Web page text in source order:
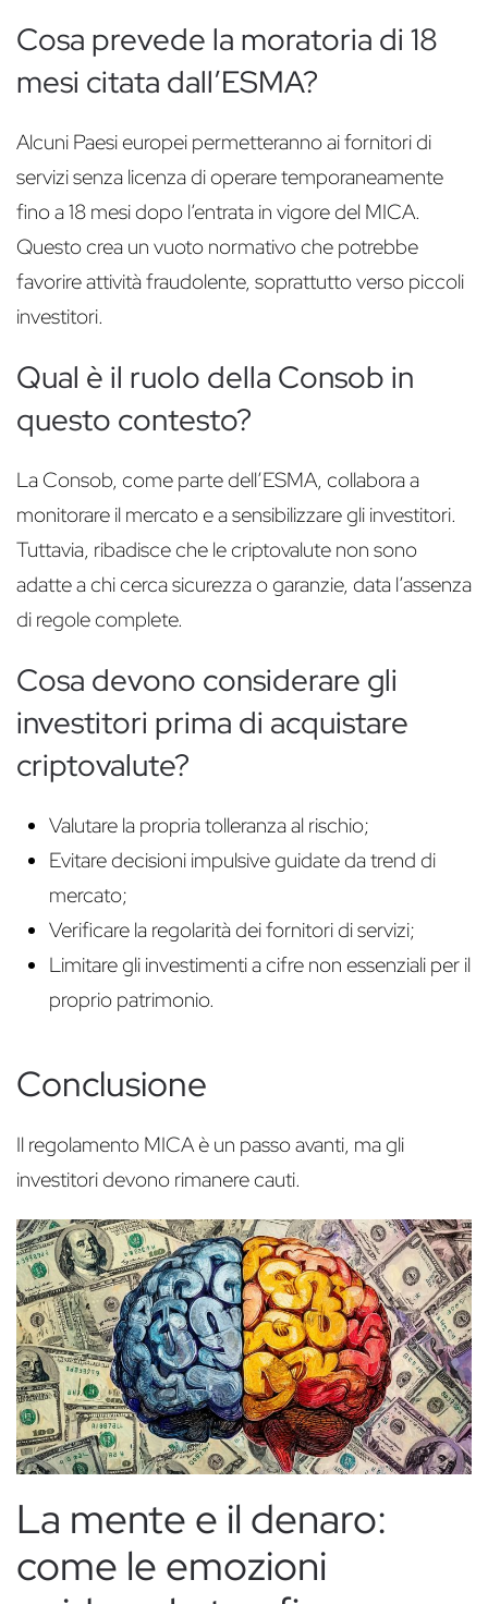
Cosa prevede la moratoria di 18
mesi citata dall’ESMA?
Alcuni Paesi europei permetteranno ai fornitori di
servizi senza licenza di operare temporaneamente
fino a 18 mesi dopo l’entrata in vigore del MICA.
Questo crea un vuoto normativo che potrebbe
favorire attività fraudolente, soprattutto verso piccoli
investitori.
Qual è il ruolo della Consob in
questo contesto?
La Consob, come parte dell’ESMA, collabora a
monitorare il mercato e a sensibilizzare gli investitori.
Tuttavia, ribadisce che le criptovalute non sono
adatte a chi cerca sicurezza o garanzie, data l’assenza
di regole complete.
Cosa devono considerare gli
investitori prima di acquistare
criptovalute?
Valutare la propria tolleranza al rischio;
Evitare decisioni impulsive guidate da trend di
mercato;
Verificare la regolarità dei fornitori di servizi;
Limitare gli investimenti a cifre non essenziali per il
proprio patrimonio.
Conclusione
Il regolamento MICA è un passo avanti, ma gli
investitori devono rimanere cauti.
La mente e il denaro:
come le emozioni